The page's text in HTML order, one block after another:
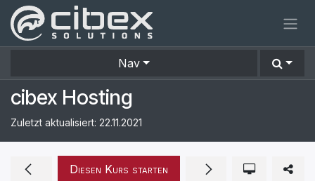
Zum Inhalt springen
Nav
cibex Hosting
Zuletzt aktualisiert: 22.11.2021
Diesen Kurs starten